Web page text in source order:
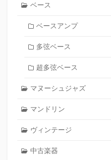
ベース
ベースアンプ
多弦ベース
超多弦ベース
マヌーシュジャズ
マンドリン
ヴィンテージ
中古楽器